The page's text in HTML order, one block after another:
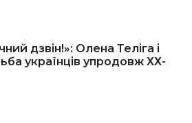
дзвін!»: Олена Теліга і
українців упродовж ХХ-